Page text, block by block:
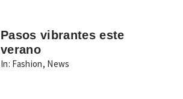
Pasos vibrantes este
verano
In: Fashion, News